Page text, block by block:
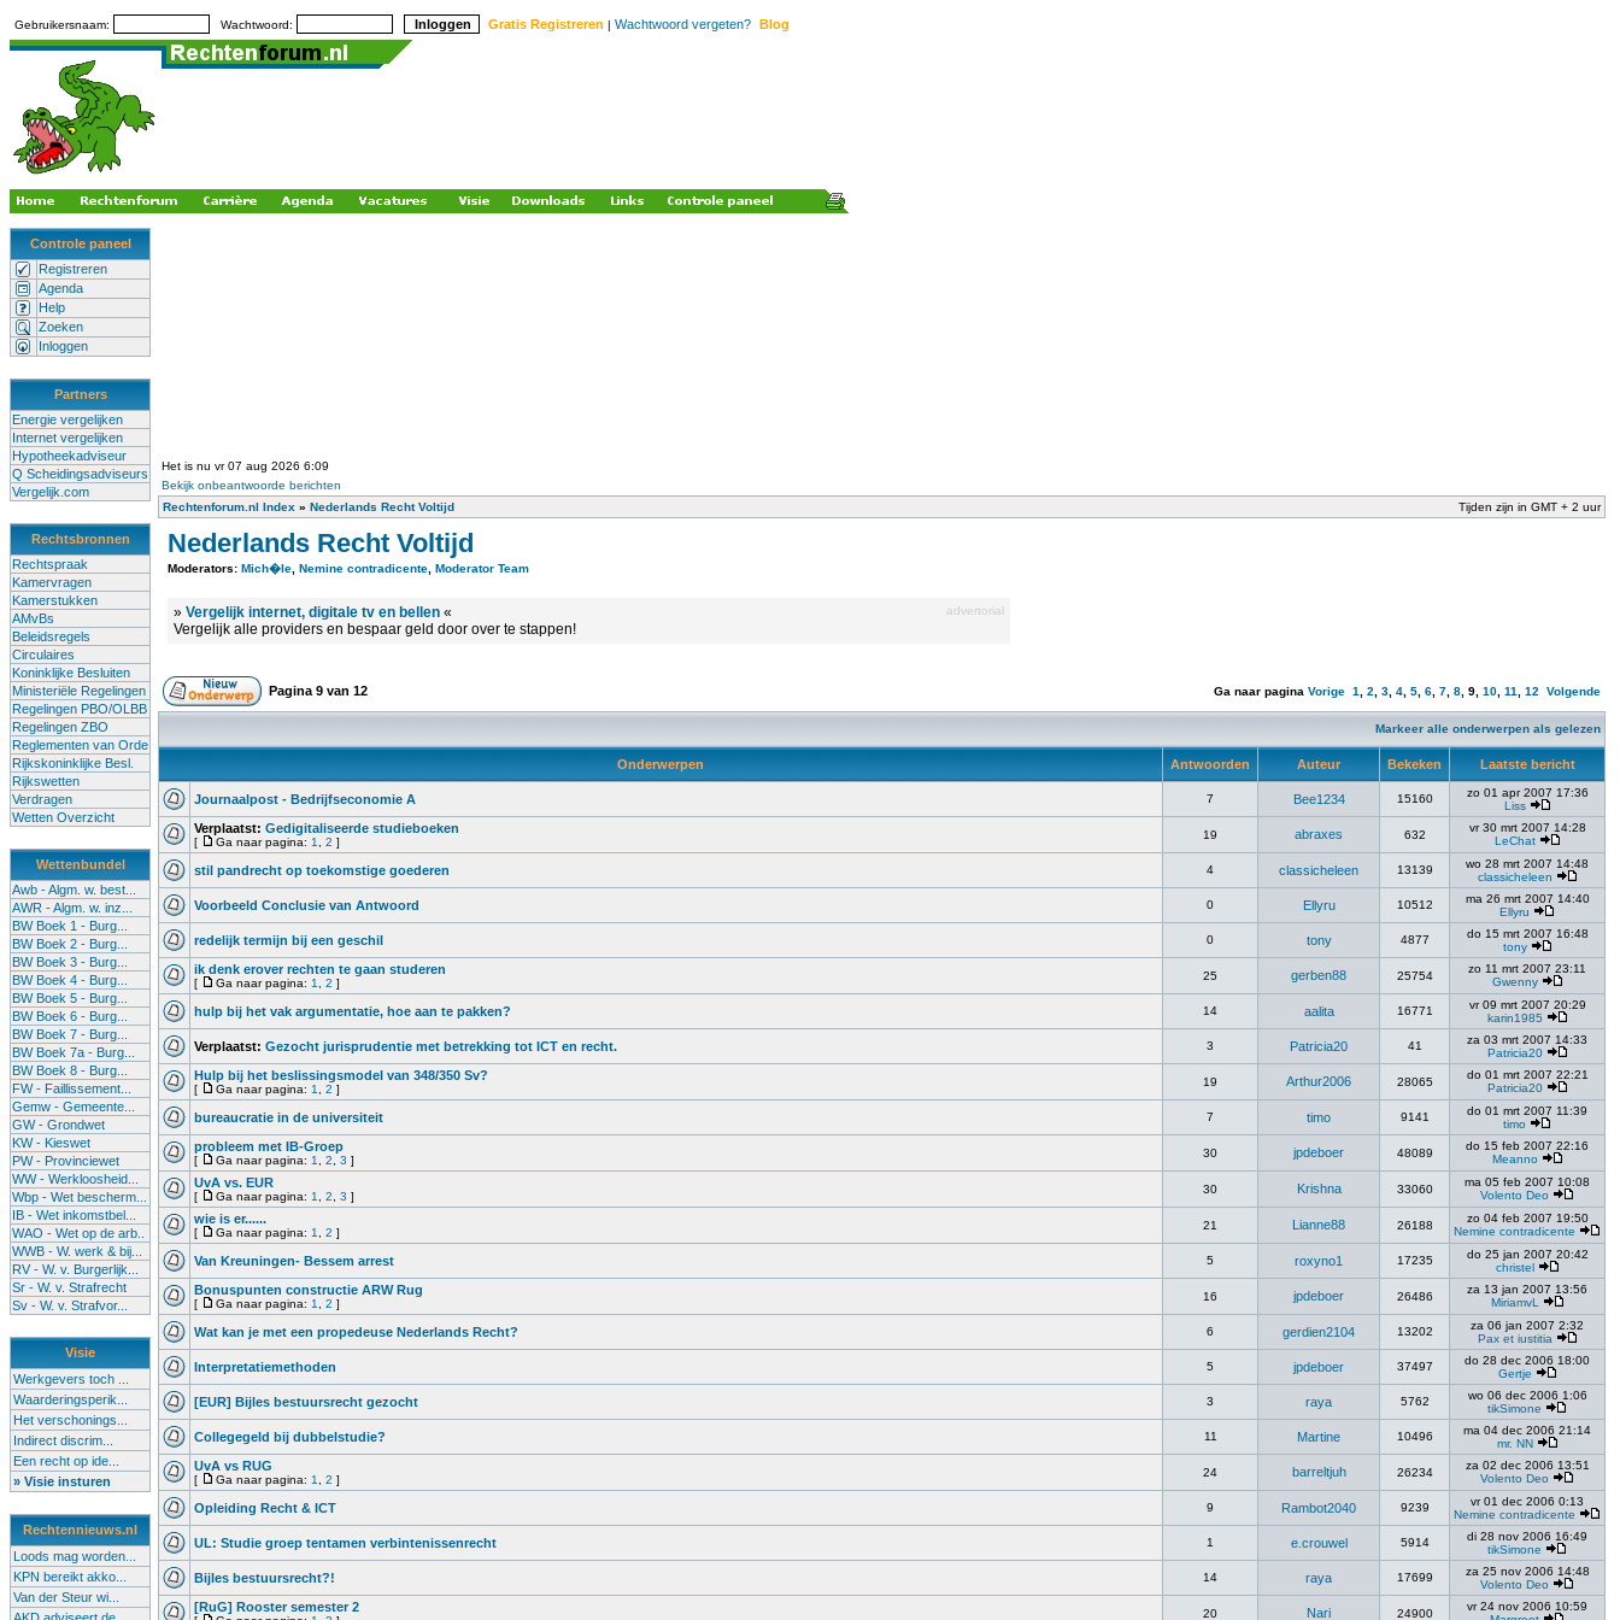
Gebruikersnaam: Wachtwoord: Gratis Registreren | Wachtwoord vergeten? Blog
Controle paneel
Registreren
Agenda
Help
Zoeken
Inloggen
Partners
Energie vergelijken
Internet vergelijken
Hypotheekadviseur
Q Scheidingsadviseurs
Vergelijk.com
Rechtsbronnen
Rechtspraak
Kamervragen
Kamerstukken
AMvBs
Beleidsregels
Circulaires
Koninklijke Besluiten
Ministeriële Regelingen
Regelingen PBO/OLBB
Regelingen ZBO
Reglementen van Orde
Rijkskoninklijke Besl.
Rijkswetten
Verdragen
Wetten Overzicht
Wettenbundel
Awb - Algm. w. best...
AWR - Algm. w. inz...
BW Boek 1 - Burg...
BW Boek 2 - Burg...
BW Boek 3 - Burg...
BW Boek 4 - Burg...
BW Boek 5 - Burg...
BW Boek 6 - Burg...
BW Boek 7 - Burg...
BW Boek 7a - Burg...
BW Boek 8 - Burg...
FW - Faillissement...
Gemw - Gemeente...
GW - Grondwet
KW - Kieswet
PW - Provinciewet
WW - Werkloosheid...
Wbp - Wet bescherm...
IB - Wet inkomstbel...
WAO - Wet op de arb..
WWB - W. werk & bij...
RV - W. v. Burgerlijk...
Sr - W. v. Strafrecht
Sv - W. v. Strafvor...
Visie
Werkgevers toch ...
Waarderingsperik...
Het verschonings...
Indirect discrim...
Een recht op ide...
» Visie insturen
Rechtennieuws.nl
Loods mag worden...
KPN bereikt akko...
Van der Steur wi...
Het is nu vr 07 aug 2026 6:09
Bekijk onbeantwoorde berichten
Rechtenforum.nl Index » Nederlands Recht Voltijd Tijden zijn in GMT + 2 uur
Nederlands Recht Voltijd
Moderators: Mich�le Nemine contradicente Moderator Team
» Vergelijk internet, digitale tv en bellen « advertorial
Vergelijk alle providers en bespaar geld door over te stappen!
Pagina 9 van 12 Ga naar pagina Vorige 1 2 3 4 5 6 7 8 9 10 11 12 Volgende
Markeer alle onderwerpen als gelezen
Onderwerpen Antwoorden Auteur Bekeken Laatste bericht
Journaalpost - Bedrijfseconomie A 7 Bee1234 15160
zo 01 apr 2007 17:36
Liss
Verplaatst: Gedigitaliseerde studieboeken
[ Ga naar pagina: 1 2 ]
19 abraxes 632
vr 30 mrt 2007 14:28
LeChat
stil pandrecht op toekomstige goederen 4 classicheleen 13139
wo 28 mrt 2007 14:48
classicheleen
Voorbeeld Conclusie van Antwoord 0 Ellyru 10512
ma 26 mrt 2007 14:40
Ellyru
redelijk termijn bij een geschil 0 tony 4877
do 15 mrt 2007 16:48
tony
ik denk erover rechten te gaan studeren
[ Ga naar pagina: 1 2 ]
25 gerben88 25754
zo 11 mrt 2007 23:11
Gwenny
hulp bij het vak argumentatie, hoe aan te pakken? 14 aalita 16771
vr 09 mrt 2007 20:29
karin1985
Verplaatst: Gezocht jurisprudentie met betrekking tot ICT en recht. 3 Patricia20 41
za 03 mrt 2007 14:33
Patricia20
Hulp bij het beslissingsmodel van 348/350 Sv?
[ Ga naar pagina: 1 2 ]
19 Arthur2006 28065
do 01 mrt 2007 22:21
Patricia20
bureaucratie in de universiteit 7 timo 9141
do 01 mrt 2007 11:39
timo
probleem met IB-Groep
[ Ga naar pagina: 1 2 3 ]
30 jpdeboer 48089
do 15 feb 2007 22:16
Meanno
UvA vs. EUR
[ Ga naar pagina: 1 2 3 ]
30 Krishna 33060
ma 05 feb 2007 10:08
Volento Deo
wie is er......
[ Ga naar pagina: 1 2 ]
21 Lianne88 26188
zo 04 feb 2007 19:50
Nemine contradicente
Van Kreuningen- Bessem arrest 5 roxyno1 17235
do 25 jan 2007 20:42
christel
Bonuspunten constructie ARW Rug
[ Ga naar pagina: 1 2 ]
16 jpdeboer 26486
za 13 jan 2007 13:56
MiriamvL
Wat kan je met een propedeuse Nederlands Recht? 6 gerdien2104 13202
za 06 jan 2007 2:32
Pax et iustitia
Interpretatiemethoden 5 jpdeboer 37497
do 28 dec 2006 18:00
Gertje
[EUR] Bijles bestuursrecht gezocht 3 raya 5762
wo 06 dec 2006 1:06
tikSimone
Collegegeld bij dubbelstudie? 11 Martine 10496
ma 04 dec 2006 21:14
mr. NN
UvA vs RUG
[ Ga naar pagina: 1 2 ]
24 barreltjuh 26234
za 02 dec 2006 13:51
Volento Deo
Opleiding Recht & ICT 9 Rambot2040 9239
vr 01 dec 2006 0:13
Nemine contradicente
UL: Studie groep tentamen verbintenissenrecht 1 e.crouwel 5914
di 28 nov 2006 16:49
tikSimone
Bijles bestuursrecht?! 14 raya 17699
za 25 nov 2006 14:48
Volento Deo
[RuG] Rooster semester 2 20 Nari 24900
vr 24 nov 2006 10:59